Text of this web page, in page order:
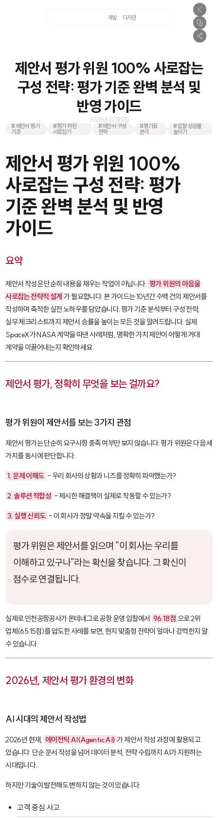
개발 디자인
제안서 평가 위원 100% 사로잡는
구성 전략: 평가 기준 완벽 분석 및
반영 가이드
2026년 02월 11일
#제안서 평가
기준
#평가 위원
사로잡기
#제안서 구성
전략
#평가표
분석
#입찰 성공률
높이기
제안서 평가 위원 100%
사로잡는 구성 전략: 평가
기준 완벽 분석 및 반영
가이드
요약
제안서 작성은 단순히 내용을 채우는 작업이 아닙니다. 평가 위원의 마음을
사로잡는 전략적 설계 가 필요합니다. 본 가이드는 10년간 수백 건의 제안서를
작성하며 축적한 실전 노하우를 담았습니다. 평가 기준 분석부터 구성 전략,
실무 체크리스트까지 제안서 승률을 높이는 모든 것을 알려드립니다. 실제
SpaceX가 NASA 계약을 따낸 사례처럼, 명확한 가치 제안이 어떻게 거대
계약을 이끌어내는지 확인하세요.
제안서 평가, 정확히 무엇을 보는 걸까요?
평가 위원이 제안서를 보는 3가지 관점
제안서 평가는 단순히 요구사항 충족 여부만 보지 않습니다. 평가 위원은 다음 세
가지를 동시에 판단합니다.
1. 문제 이해도 - 우리 회사의 상황과 니즈를 정확히 파악했는가?
2. 솔루션 적합성 - 제시한 해결책이 실제로 작동할 수 있는가?
3. 실행 신뢰도 - 이 회사가 정말 약속을 지킬 수 있는가?
평가 위원은 제안서를 읽으며 "이 회사는 우리를
이해하고 있구나"라는 확신을 찾습니다. 그 확신이
점수로 연결됩니다.
실제로 인천공항공사가 몬테네그로 공항 운영 입찰에서 96.18점 으로 2위
업체(65.15점)를 압도한 사례를 보면, 현지 맞춤형 전략이 얼마나 강력한지 알
수 있습니다.
2026년, 제안서 평가 환경의 변화
AI 시대의 제안서 작성법
2026년 현재, 에이전틱 AI(Agentic AI) 가 제안서 작성 과정에 활용되고
있습니다. 단순 문서 작성을 넘어 데이터 분석, 전략 수립까지 AI가 지원하는
시대입니다.
하지만 기술이 발전해도 변하지 않는 것이 있습니다.
고객 중심 사고